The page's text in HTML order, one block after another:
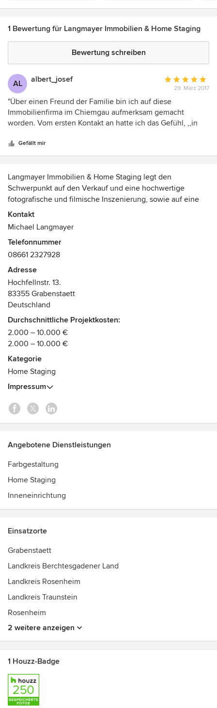
1 Bewertung für Langmayer Immobilien & Home Staging
Bewertung schreiben
AL albert_josef
Bewertung:
5
von
5
29. März 2017
"Über einen Freund der Familie bin ich auf diese
Immobilienfirma im Chiemgau aufmerksam gemacht
worden. Vom ersten Kontakt an hatte ich das Gefühl, ,,in
Eindruck, dass man der wichtigste Kunde ist und die
Immobilie, die man verkaufen will ein Prachtstück darstellt.
Immobilienfotos und Home Staging war sehr gelungen und
der Verkauf ist entsprechend reibungslos über die Bühne
gegangen. Es hat mir aber nicht nur die professionelle,
angenehme menschliche Umgang und die Betreuung, die
weit über das erforderliche „geschäftliche" hinausgeht. Ich
hatte viele Fragen und fand immer ein offenes Ohr und
gute Ratschläge."
Gefällt mir
Langmayer Immobilien & Home Staging legt den
Schwerpunkt auf den Verkauf und eine hochwertige
fotografische und filmische Inszenierung, sowie auf eine
professionelle Aufbereitung der Immobilie im Stil der Zeit
vor der Vermarktung. Wir sind die ersten Home Staging
Immobilienmakler im Chiemgau.
Unser Ziel ist eine schnelle, unkomplizierte
Kaufabwicklung zum bestmöglichen Preis.
Auszeichnungen:
IVD, Deutsche Gesellschaft für Homestaging und Redesign,
Chiemgaus Beste Immobilienmakler 2025, 2024, 2023,
Situational Sales Negotiation, Value Selling, JAWS,
Marketing & Privacy, Target Account Selling
Kontakt
Michael Langmayer
Telefonnummer
08661 2327928
Adresse
Hochfellnstr. 13.
83355 Grabenstaett
Deutschland
Durchschnittliche Projektkosten:
2.000 – 10.000 €
2.000 – 10.000 €
Kategorie
Home Staging
Impressum
Angebotene Dienstleistungen
Farbgestaltung
Home Staging
Inneneinrichtung
Einsatzorte
Grabenstaett
Landkreis Berchtesgadener Land
Landkreis Rosenheim
Landkreis Traunstein
Rosenheim
2 weitere anzeigen
1 Houzz-Badge